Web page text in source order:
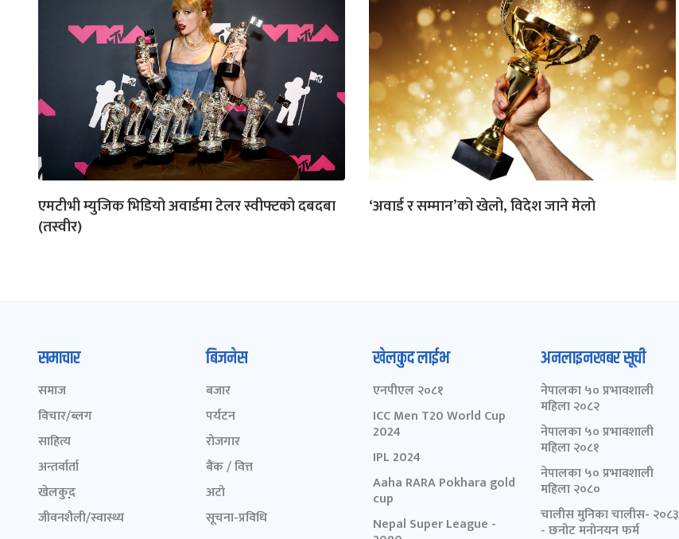
एमटीभी म्युजिक भिडियो अवार्डमा टेलर स्वीफ्टको दबदबा
(तस्वीर)
‘अवार्ड र सम्मान’को खेलो, विदेश जाने मेलो
समाचार
समाज
विचार/ब्लग
साहित्य
अन्तर्वार्ता
खेलकुद़़
जीवनशैली/स्वास्थ्य
बिजनेस
बजार
पर्यटन
रोजगार
बैंक / वित्त
अटो
सूचना-प्रविधि
खेलकुद लाईभ
एनपीएल २०८१
ICC Men T20 World Cup
2024
IPL 2024
Aaha RARA Pokhara gold
cup
Nepal Super League -
अनलाइनखबर सूची
नेपालका ५० प्रभावशाली
महिला २०८२
नेपालका ५० प्रभावशाली
महिला २०८१
नेपालका ५० प्रभावशाली
महिला २०८०
चालीस मुनिका चालीस- २०८३
- छनोट मनोनयन फर्म